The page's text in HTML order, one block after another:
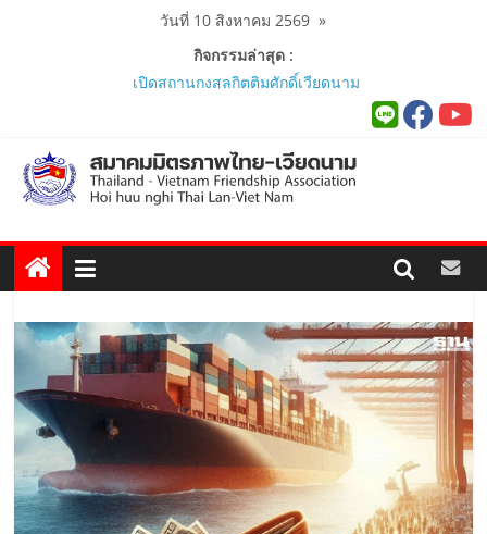
วันที่ 10 สิงหาคม 2569»
กิจกรรมล่าสุด :
สมาคมร่วมนำนักศึกษาเวียดนาม
นายกสมาคมมิตรภาพไทย-เวียดนาม
ร่วมคณะติดตามนายกรัฐมนตรีและ
รัฐมนตรีว่าการกระทรวงมหาดไทย
ผู้นำเวียดนาม-ไทย ร่วมแสดงวิสัยทัศน์
Forum 2026 เฉลิมฉลอง 50 ปีความ
สัมพันธ์ทางการทูต..
นายกสมาคมฯ ร่วมพิธีเปิดนิทรรศการ
“The Woven Ties: Celebrating 50
Years of Thailand-Viet Nam
Diplomatic Relations”..
สมาคมมิตรภาพไทย-เวียดนามร่วมพิธี
เปิดสถานกงสุลกิตติมศักดิ์เวียดนาม
ประจำจังหวัดภูเก็ต และงานสัมมนา
Viet Nam Connect Forum ..